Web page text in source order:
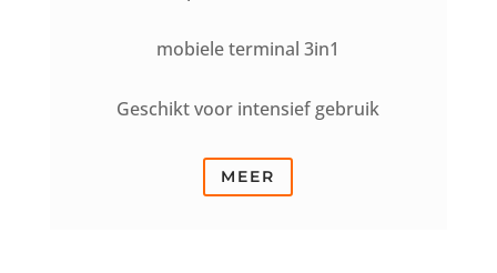
mobiele terminal 3in1
Geschikt voor intensief gebruik
MEER